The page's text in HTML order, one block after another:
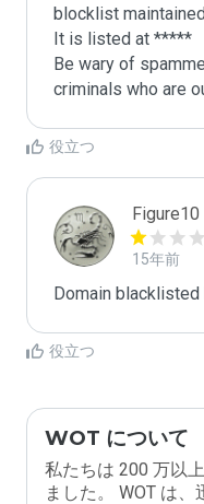
blocklist
It is listed at *****
Be wary of
criminals who are
役立つ
Figure10
15年前
Domain
役立つ
WOT について
私たちは 200 万以
ました。 WOT は